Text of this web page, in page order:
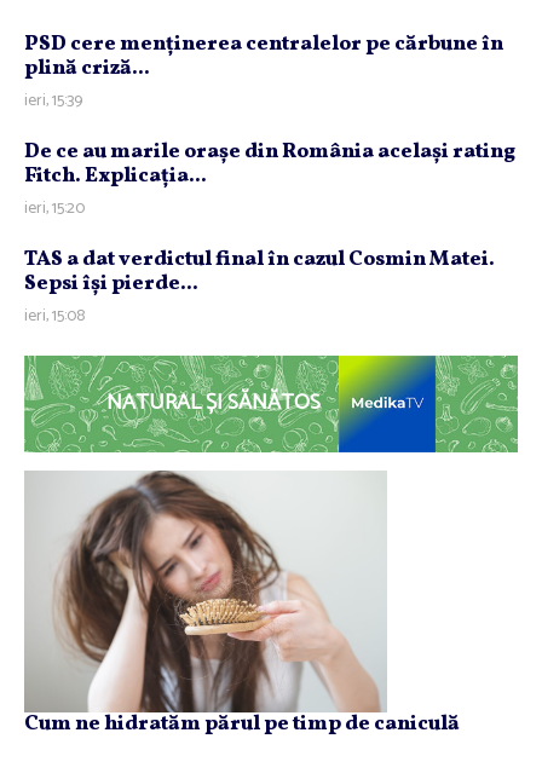
PSD cere menţinerea centralelor pe cărbune în
plină criză...
ieri, 15:39
De ce au marile oraşe din România acelaşi rating
Fitch. Explicaţia...
ieri, 15:20
TAS a dat verdictul final în cazul Cosmin Matei.
Sepsi îşi pierde...
ieri, 15:08
NATURAL ȘI SĂNĂTOS
Cum ne hidratăm părul pe timp de caniculă